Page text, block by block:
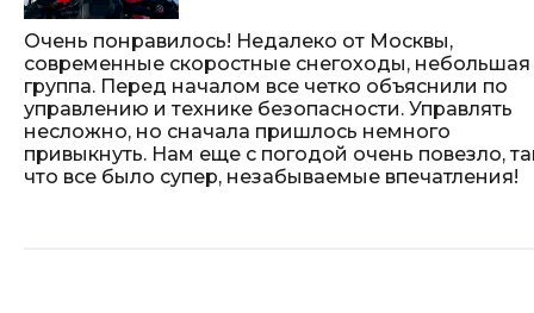
Очень понравилось! Недалеко от Москвы,
современные скоростные снегоходы, небольшая
группа. Перед началом все четко объяснили по
управлению и технике безопасности. Управлять
несложно, но сначала пришлось немного
привыкнуть. Нам еще с погодой очень повезло,
что все было супер, незабываемые впечатления!